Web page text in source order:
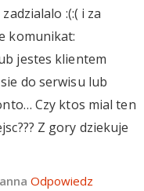
:(:( i za
komunikat:
jestes klientem
do serwisu lub
Czy ktos mial ten
Z gory dziekuje
Odpowiedz